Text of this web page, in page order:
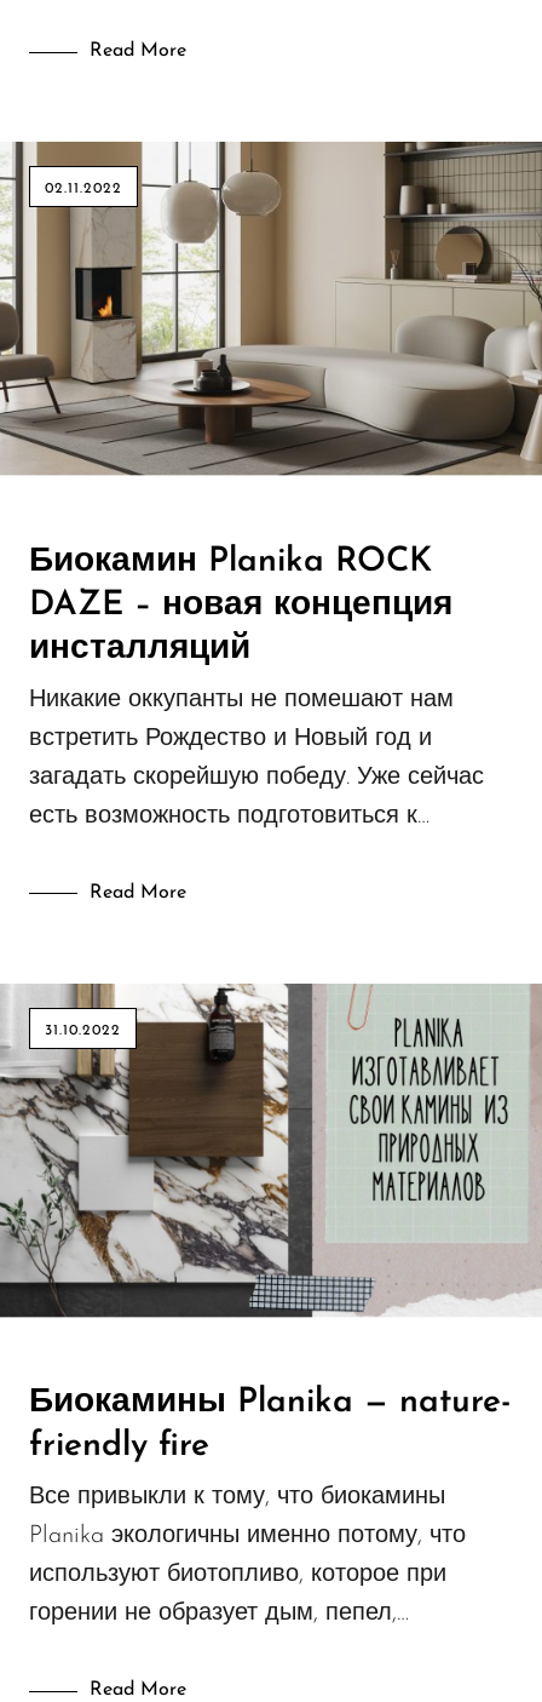
Read More
02.11.2022
Биокамин Planika ROCK
DAZE – новая концепция
инсталляций
Никакие оккупанты не помешают нам
встретить Рождество и Новый год и
загадать скорейшую победу. Уже сейчас
есть возможность подготовиться к…
Read More
31.10.2022
Биокамины Planika — nature-
friendly fire
Все привыкли к тому, что биокамины
Planika экологичны именно потому, что
используют биотопливо, которое при
горении не образует дым, пепел,…
Read More